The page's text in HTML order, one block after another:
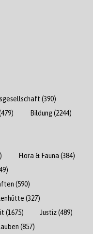
(390)
Bildung(2244)
Flora & Fauna (384)
(590)
(327)
(1675) Justiz(489)
(857)